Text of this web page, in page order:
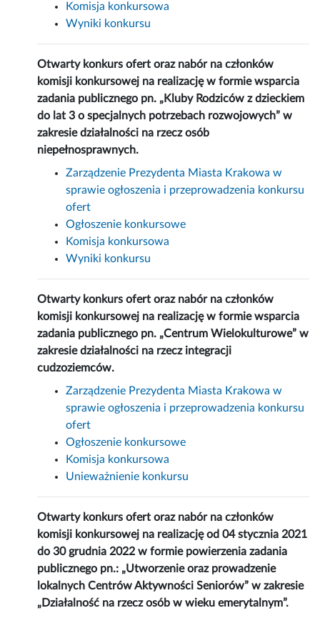
Komisja konkursowa
Wyniki konkursu
Otwarty konkurs ofert oraz nabór na członków
komisji konkursowej na realizację w formie wsparcia
zadania publicznego pn. „Kluby Rodziców z dzieckiem
do lat 3 o specjalnych potrzebach rozwojowych” w
zakresie działalności na rzecz osób
niepełnosprawnych.
Zarządzenie Prezydenta Miasta Krakowa w
sprawie ogłoszenia i przeprowadzenia konkursu
ofert
Ogłoszenie konkursowe
Komisja konkursowa
Wyniki konkursu
Otwarty konkurs ofert oraz nabór na członków
komisji konkursowej na realizację w formie wsparcia
zadania publicznego pn. „Centrum Wielokulturowe” w
zakresie działalności na rzecz integracji
cudzoziemców.
Zarządzenie Prezydenta Miasta Krakowa w
sprawie ogłoszenia i przeprowadzenia konkursu
ofert
Ogłoszenie konkursowe
Komisja konkursowa
Unieważnienie konkursu
Otwarty konkurs ofert oraz nabór na członków
komisji konkursowej na realizację od 04 stycznia 2021
do 30 grudnia 2022 w formie powierzenia zadania
publicznego pn.: „Utworzenie oraz prowadzenie
lokalnych Centrów Aktywności Seniorów” w zakresie
„Działalność na rzecz osób w wieku emerytalnym”.